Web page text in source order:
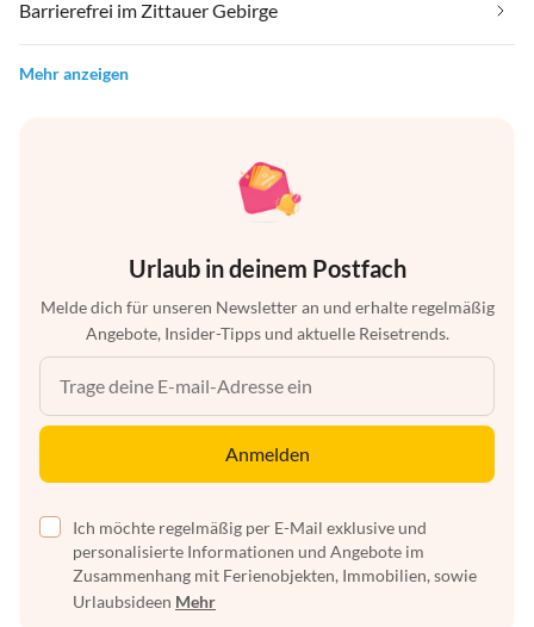
Barrierefrei im Zittauer Gebirge
Mehr anzeigen
Urlaub in deinem Postfach
Melde dich für unseren Newsletter an und erhalte regelmäßig
Angebote, Insider-Tipps und aktuelle Reisetrends.
Anmelden
Ich möchte regelmäßig per E-Mail exklusive und
personalisierte Informationen und Angebote im
Zusammenhang mit Ferienobjekten, Immobilien, sowie
Urlaubsideen Mehr